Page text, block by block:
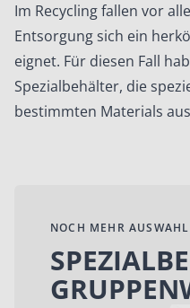
Im Recycling fallen vor
Entsorgung sich ein
eignet. Für diesen Fall
Spezialbehälter, die
bestimmten Materials
NOCH MEHR AUSWAHL